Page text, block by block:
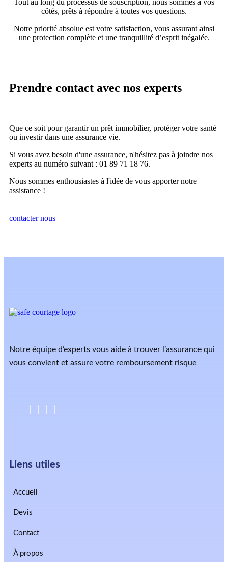
Tout au long du processus de souscription, nous sommes à vos
côtés, prêts à répondre à toutes vos questions.
Notre priorité absolue est votre satisfaction, vous assurant ainsi
une protection complète et une tranquillité d’esprit inégalée.
Prendre contact avec nos experts
Que ce soit pour garantir un prêt immobilier, protéger votre santé
ou investir dans une assurance vie.
Si vous avez besoin d'une assurance, n'hésitez pas à joindre nos
experts au numéro suivant : 01 89 71 18 76.
Nous sommes enthousiastes à l'idée de vous apporter notre
assistance !
contacter nous
Notre équipe d’experts vous aide à trouver l’assurance qui
vous convient et assure votre remboursement risque
Liens utiles
Accueil
Devis
Contact
À propos